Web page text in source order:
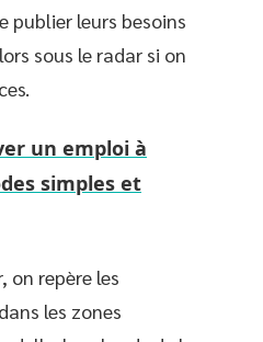
publier leurs besoins
sous le radar si on
un emploi à
simples et
on repère les
les zones